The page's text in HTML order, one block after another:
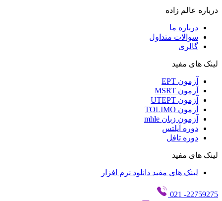
درباره عالم زاده
درباره ما
سوالات متداول
گالری
لینک های مفید
آزمون EPT
آزمون MSRT
آزمون UTEPT
آزمون TOLIMO
آزمون زبان mhle
دوره آیلتس
دوره تافل
لینک های مفید
لینک های مفید دانلود نرم افزار
22759275
- 021